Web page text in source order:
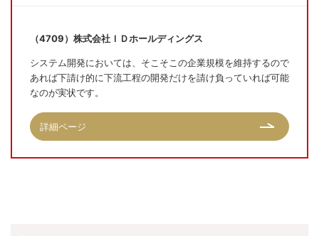
（4709）株式会社ＩＤホールディングス
システム開発においては、そこそこの企業規模を維持するので
あれば下請け的に下流工程の開発だけを請け負っていれば可能
なのが実状です。
詳細ページ